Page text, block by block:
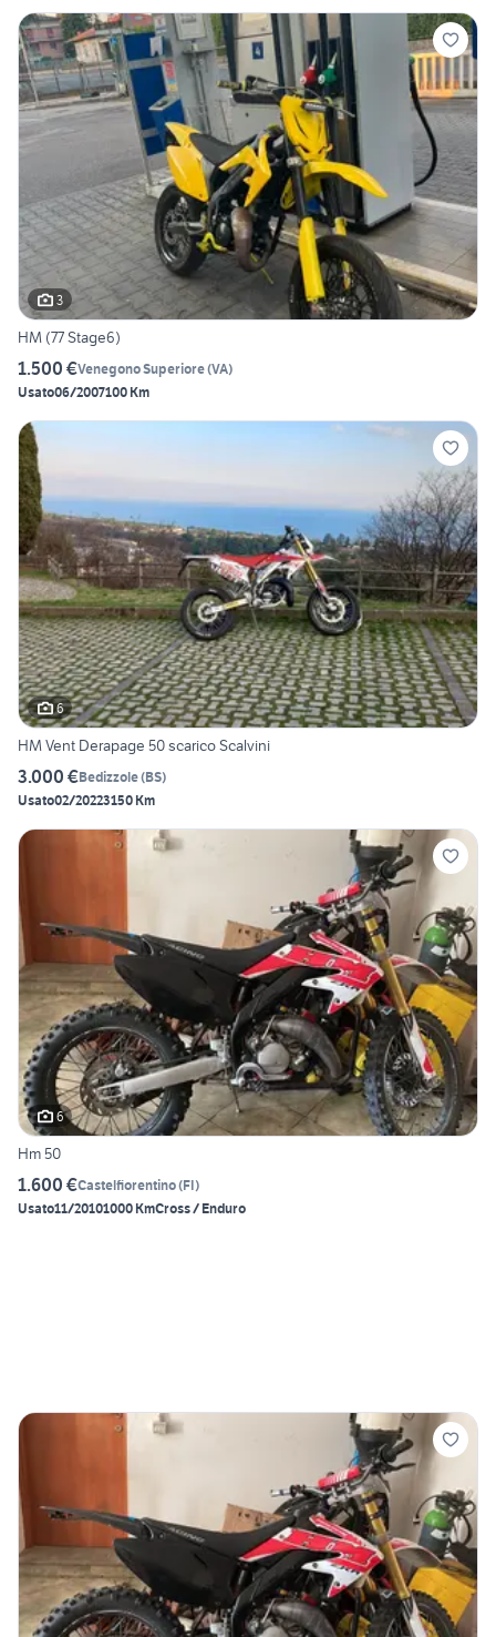
3
HM (77 Stage6)
1.500 €Venegono Superiore(VA)
Usato06/2007100 Km
6
HM Vent Derapage 50 scarico Scalvini
3.000 €Bedizzole(BS)
Usato02/20223150 Km
6
Hm 50
1.600 €Castelfiorentino(FI)
Usato11/20101000 KmCross / Enduro